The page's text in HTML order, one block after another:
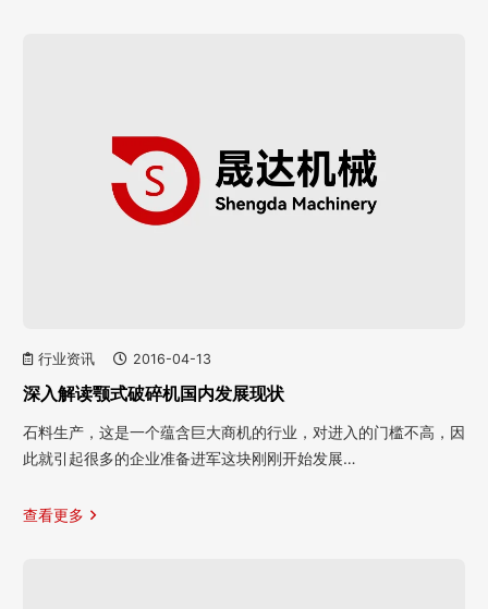
行业资讯 2016-04-13
深入解读颚式破碎机国内发展现状
石料生产，这是一个蕴含巨大商机的行业，对进入的门槛不高，因
此就引起很多的企业准备进军这块刚刚开始发展…
查看更多